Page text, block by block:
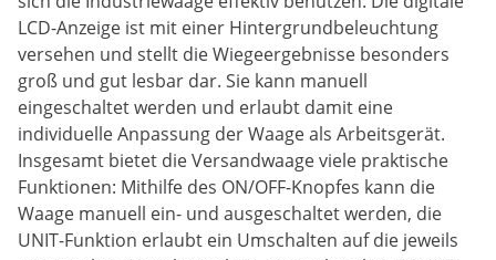
LCD-Anzeige ist mit einer Hintergrundbeleuchtung
versehen und stellt die Wiegeergebnisse besonders
groß und gut lesbar dar. Sie kann manuell
eingeschaltet werden und erlaubt damit eine
individuelle Anpassung der Waage als Arbeitsgerät.
Insgesamt bietet die Versandwaage viele praktische
Funktionen: Mithilfe des ON/OFF-Knopfes kann die
Waage manuell ein- und ausgeschaltet werden, die
UNIT-Funktion erlaubt ein Umschalten auf die jeweils